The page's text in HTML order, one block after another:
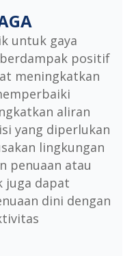
untuk gaya
positif
meningkatkan
aliran
yang diperlukan
lingkungan
penuaan atau
juga dapat
dini dengan